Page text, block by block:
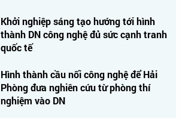
Khởi nghiệp sáng tạo hướng tới hình
thành DN công nghệ đủ sức cạnh tranh
quốc tế
Hình thành cầu nối công nghệ để Hải
Phòng đưa nghiên cứu từ phòng thí
nghiệm vào DN